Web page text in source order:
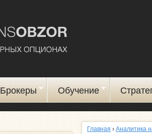
Брокеры Обучение
Главная › Аналитика